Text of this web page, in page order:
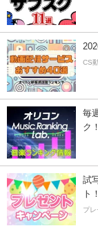
CS
毎
ク！
試
ト！
プ